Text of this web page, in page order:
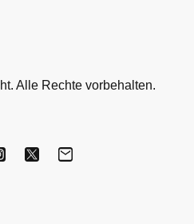
Alle Rechte vorbehalten.